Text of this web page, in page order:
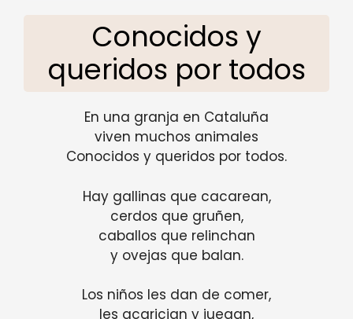
Conocidos y
queridos por todos
En una granja en Cataluña
viven muchos animales
Conocidos y queridos por todos.
Hay gallinas que cacarean,
cerdos que gruñen,
caballos que relinchan
y ovejas que balan.
Los niños les dan de comer,
les acarician y juegan,